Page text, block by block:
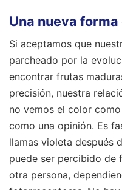
Una nueva
Si aceptamos que
parcheado por la
encontrar frutas
precisión, nuestra
no vemos el color
como una opinión. Es
llamas violeta después
puede ser percibido de
otra persona,